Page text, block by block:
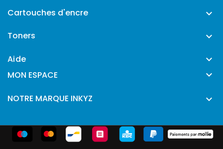
Cartouches d'encre 
Toners 
Aide 
MON ESPACE 
NOTRE MARQUE INKYZ 